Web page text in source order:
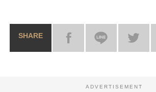
SHARE
ADVERTISEMENT